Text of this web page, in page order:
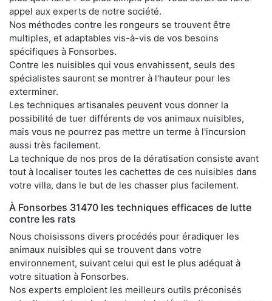
appel aux experts de notre société.
Nos méthodes contre les rongeurs se trouvent être
multiples, et adaptables vis-à-vis de vos besoins
spécifiques à Fonsorbes.
Contre les nuisibles qui vous envahissent, seuls des
spécialistes sauront se montrer à l'hauteur pour les
exterminer.
Les techniques artisanales peuvent vous donner la
possibilité de tuer différents de vos animaux nuisibles,
mais vous ne pourrez pas mettre un terme à l'incursion
aussi très facilement.
La technique de nos pros de la dératisation consiste avant
tout à localiser toutes les cachettes de ces nuisibles dans
votre villa, dans le but de les chasser plus facilement.
À Fonsorbes 31470 les techniques efficaces de lutte
contre les rats
Nous choisissons divers procédés pour éradiquer les
animaux nuisibles qui se trouvent dans votre
environnement, suivant celui qui est le plus adéquat à
votre situation à Fonsorbes.
Nos experts emploient les meilleurs outils préconisés